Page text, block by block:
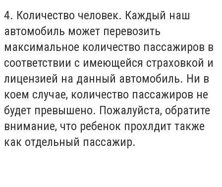
4. Количество человек. Каждый наш
автомобиль может перевозить
максимальное количество пассажиров в
соответствии с имеющейся страховкой и
лицензией на данный автомобиль. Ни в
коем случае, количество пассажиров не
будет превышено. Пожалуйста, обратите
внимание, что ребенок прохлдит также
как отдельный пассажир.